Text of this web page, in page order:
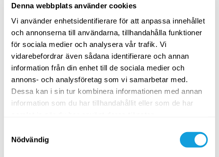
Denna webbplats använder cookies
Vi använder enhetsidentifierare för att anpassa innehållet
och annonserna till användarna, tillhandahålla funktioner
för sociala medier och analysera vår trafik. Vi
vidarebefordrar även sådana identifierare och annan
information från din enhet till de sociala medier och
annons- och analysföretag som vi samarbetar med.
Dessa kan i sin tur kombinera informationen med annan
information som du har tillhandahållit eller som de har
Nödvändig
Stilla känslan - andningsteknik som hjälper dig mot
oro, rädsla & irritation, Emma Öberg - 10 min
From Negativity to Space of love – Ta dig ur
negativa tankar, öppna för kärlek, Emma Öberg - 30
min